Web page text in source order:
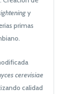
y
primas
cerevisiae
calidad